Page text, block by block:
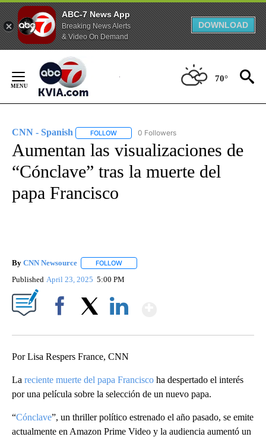
ABC-7 News App
Breaking News Alerts
& Video On Demand
DOWNLOAD
Content
70°
CNN - Spanish FOLLOW FOLLOW "CNN - SPANISH" TO RECEIVE
0 Followers
Aumentan las visualizaciones de
“Cónclave” tras la muerte del
papa Francisco
By CNN Newsource FOLLOW
Published April 23, 2025 5:00 PM
Por Lisa Respers France, CNN
La reciente muerte del papa Francisco ha despertado el interés
por una película sobre la selección de un nuevo papa.
“Cónclave”, un thriller político estrenado el año pasado, se emite
actualmente en Amazon Prime Video y la audiencia aumentó un